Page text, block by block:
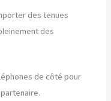
des tenues
des
de côté pour